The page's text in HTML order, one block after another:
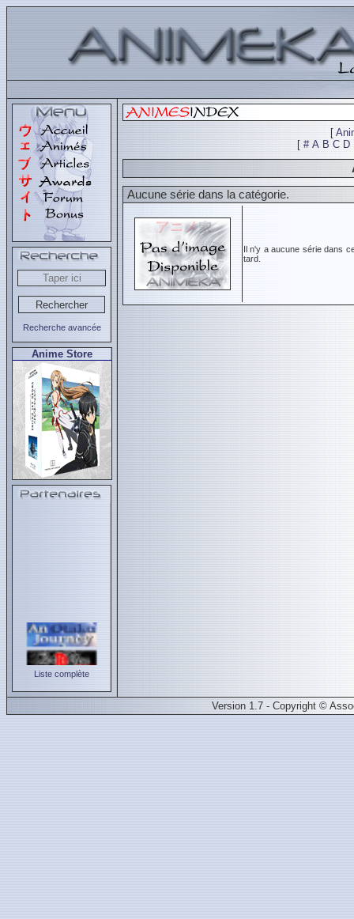
Recherche avancée
Anime Store
Liste complète
[
[ # A B C D
Aucune série dans la catégorie.
Il n'y a aucune série dans
tard.
Version 1.7 - Copyright ©